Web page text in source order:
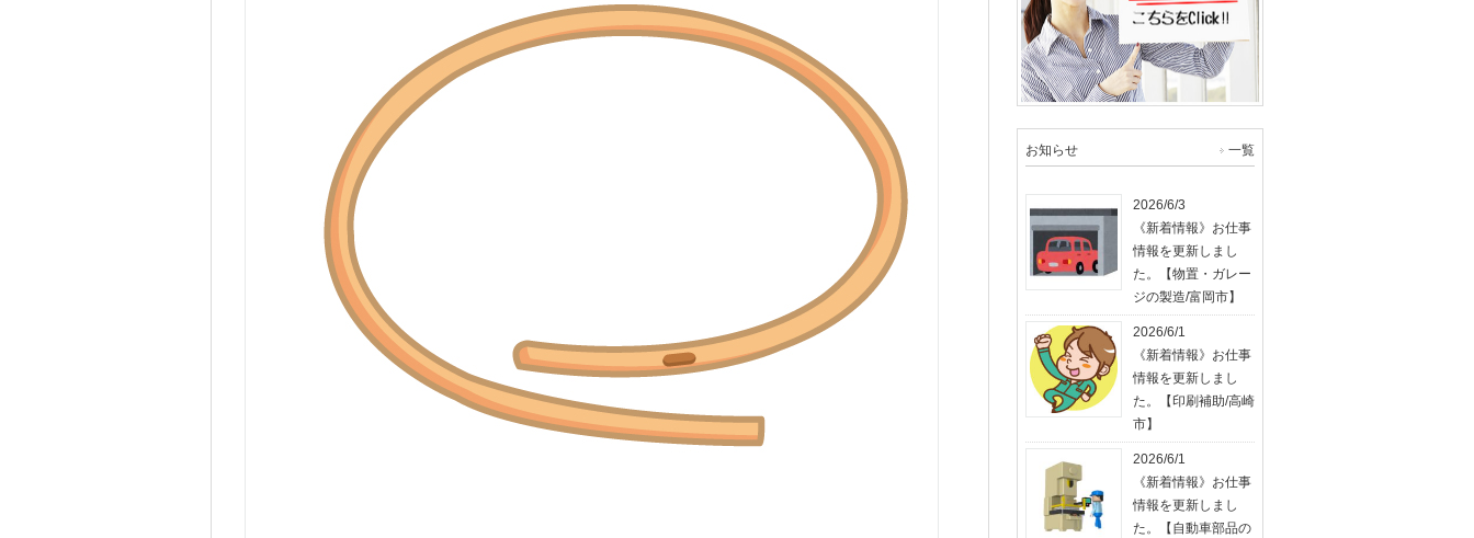
お知らせ 一覧
2026/6/3
《新着情報》お仕事
情報を更新しまし
た。【物置・ガレー
ジの製造/富岡市】
2026/6/1
《新着情報》お仕事
情報を更新しまし
た。【印刷補助/高崎
市】
2026/6/1
《新着情報》お仕事
情報を更新しまし
た。【自動車部品の